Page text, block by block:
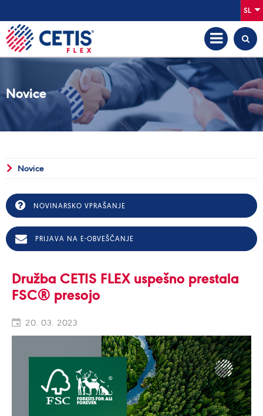
SL
Novice
Novice
NOVINARSKO VPRAŠANJE
PRIJAVA NA E-OBVEŠČANJE
Družba CETIS FLEX uspešno prestala
FSC® presojo
20. 03. 2023